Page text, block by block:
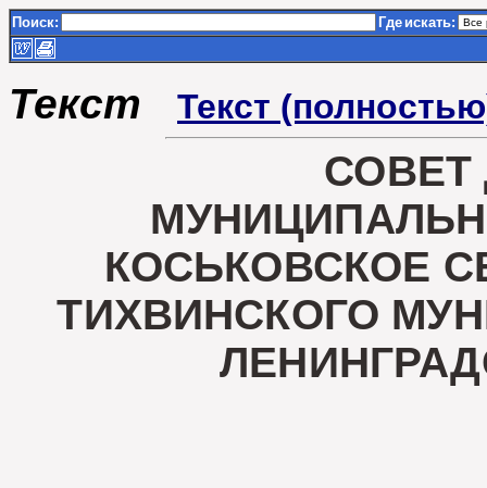
Поиск: Где искать:
Текст Текст
СОВЕТ
КОСЬКОВСКОЕ
ТИХВИНСКОГО